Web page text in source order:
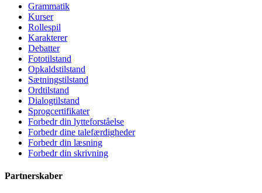
Grammatik
Kurser
Rollespil
Karakterer
Debatter
Fototilstand
Opkaldstilstand
Sætningstilstand
Ordtilstand
Dialogtilstand
Sprogcertifikater
Forbedr din lytteforståelse
Forbedr dine talefærdigheder
Forbedr din læsning
Forbedr din skrivning
Partnerskaber